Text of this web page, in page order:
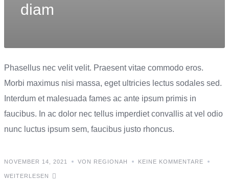
diam
Phasellus nec velit velit. Praesent vitae commodo eros.
Morbi maximus nisi massa, eget ultricies lectus sodales sed.
Interdum et malesuada fames ac ante ipsum primis in
faucibus. In ac dolor nec tellus imperdiet convallis at vel odio
nunc luctus ipsum sem, faucibus justo rhoncus.
NOVEMBER 14, 2021 VON REGIONAH KEINE KOMMENTARE
WEITERLESEN